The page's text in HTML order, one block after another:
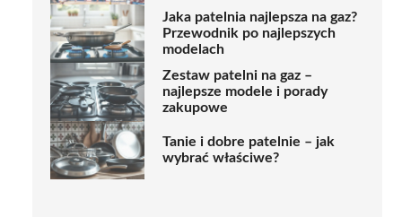
Jaka patelnia najlepsza na gaz?
Przewodnik po najlepszych
modelach
Zestaw patelni na gaz –
najlepsze modele i porady
zakupowe
Tanie i dobre patelnie – jak
wybrać właściwe?